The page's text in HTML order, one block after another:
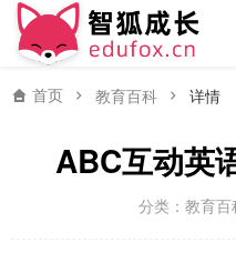
首页 教育百科 详情
ABC互动英
分类： 教育百